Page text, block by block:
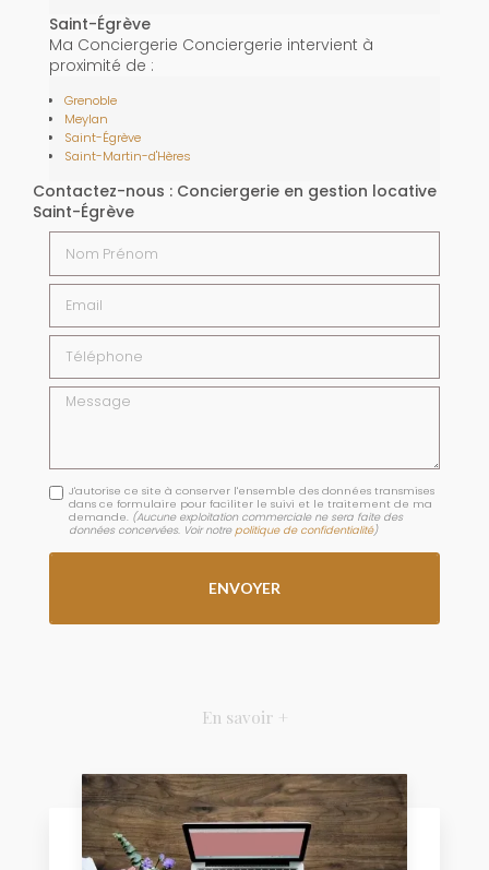
Saint-Égrève
Ma Conciergerie Conciergerie intervient à
proximité de :
Grenoble
Meylan
Saint-Égrève
Saint-Martin-d'Hères
Contactez-nous : Conciergerie en gestion locative
Saint-Égrève
Email
Téléphone
Message
J'autorise ce site à conserver l'ensemble des données transmises
dans ce formulaire pour faciliter le suivi et le traitement de ma
demande. (Aucune exploitation commerciale ne sera faite des
données concervées. Voir notrepolitique de confidentialité)
En savoir +